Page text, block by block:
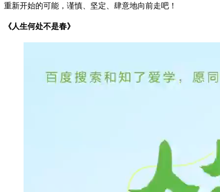
重新开始的可能，谨慎、坚定、肆意地向前走吧！
《人生何处不是春》